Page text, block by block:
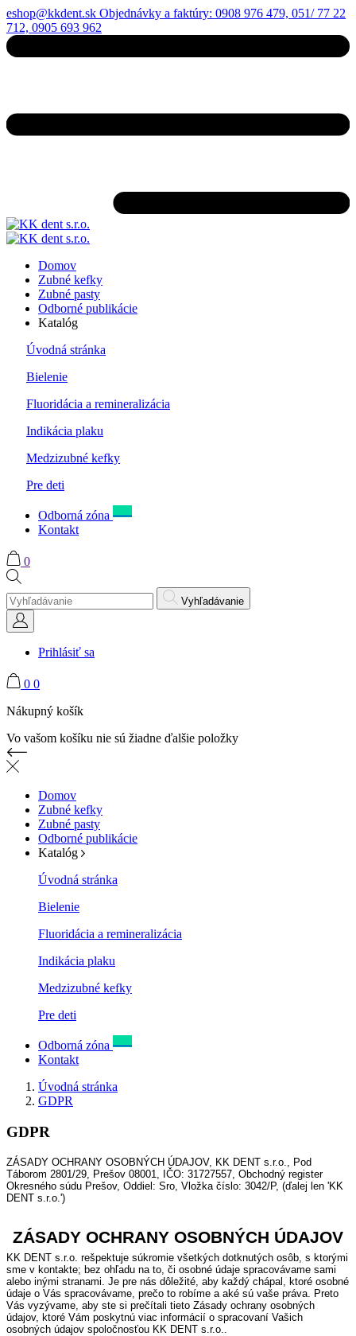
eshop@kkdent.sk Objednávky a faktúry: 0908 976 479, 051/ 77 22
712, 0905 693 962
Domov
Zubné kefky
Zubné pasty
Odborné publikácie
Katalóg
Úvodná stránka
Bielenie
Fluoridácia a remineralizácia
Indikácia plaku
Medzizubné kefky
Pre deti
Odborná zóna
Kontakt
0
Vyhľadávanie
Prihlásiť sa
0 0
Nákupný košík
Vo vašom košíku nie sú žiadne ďalšie položky
Domov
Zubné kefky
Zubné pasty
Odborné publikácie
Katalóg
Úvodná stránka
Bielenie
Fluoridácia a remineralizácia
Indikácia plaku
Medzizubné kefky
Pre deti
Odborná zóna
Kontakt
Úvodná stránka
GDPR
GDPR
ZÁSADY OCHRANY OSOBNÝCH ÚDAJOV, KK DENT s.r.o., Pod
Táborom 2801/29, Prešov 08001, IČO: 31727557, Obchodný register
Okresného súdu Prešov, Oddiel: Sro, Vložka číslo: 3042/P, (ďalej len 'KK
DENT s.r.o.')
ZÁSADY OCHRANY OSOBNÝCH ÚDAJOV
KK DENT s.r.o. rešpektuje súkromie všetkých dotknutých osôb, s ktorými
sme v kontakte; bez ohľadu na to, či osobné údaje spracovávame sami
alebo inými stranami. Je pre nás dôležité, aby každý chápal, ktoré osobné
údaje o Vás spracovávame, prečo to robíme a aké sú vaše práva. Preto
Vás vyzývame, aby ste si prečítali tieto Zásady ochrany osobných
údajov, ktoré Vám poskytnú viac informácií o spracovaní Vašich
osobných údajov spoločnosťou KK DENT s.r.o..